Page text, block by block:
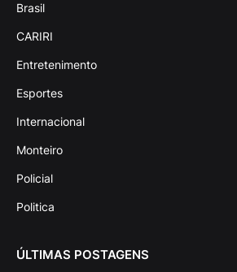
Brasil
CARIRI
Entretenimento
Esportes
Internacional
Monteiro
Policial
Politica
ÚLTIMAS POSTAGENS